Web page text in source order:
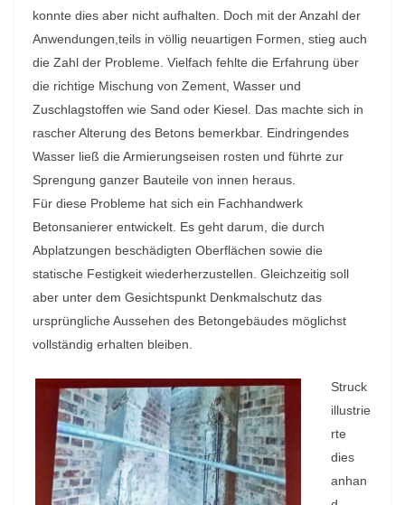
konnte dies aber nicht aufhalten. Doch mit der Anzahl der
Anwendungen,teils in völlig neuartigen Formen, stieg auch
die Zahl der Probleme. Vielfach fehlte die Erfahrung über
die richtige Mischung von Zement, Wasser und
Zuschlagstoffen wie Sand oder Kiesel. Das machte sich in
rascher Alterung des Betons bemerkbar. Eindringendes
Wasser ließ die Armierungseisen rosten und führte zur
Sprengung ganzer Bauteile von innen heraus.
Für diese Probleme hat sich ein Fachhandwerk
Betonsanierer entwickelt. Es geht darum, die durch
Abplatzungen beschädigten Oberflächen sowie die
statische Festigkeit wiederherzustellen. Gleichzeitig soll
aber unter dem Gesichtspunkt Denkmalschutz das
ursprüngliche Aussehen des Betongebäudes möglichst
vollständig erhalten bleiben.
Struck
illustrie
rte
dies
anhan